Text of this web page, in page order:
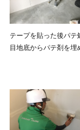
テープを貼った後パテ
目地底からパテ剤を埋